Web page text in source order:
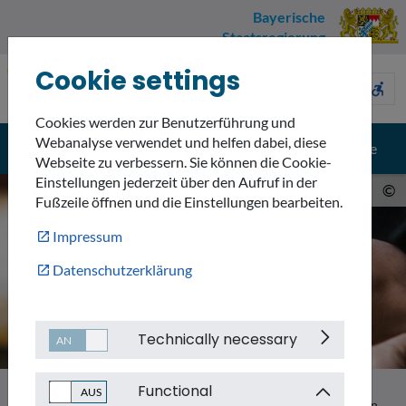
Bayerische
Staatsregierung
Umweltnavigator
accessible_forward
Menü search Suche
©
Cookie settings
Cookies werden zur Benutzerführung und
Webanalyse verwendet und helfen dabei, diese
Webseite zu verbessern. Sie können die Cookie-
Einstellungen jederzeit über den Aufruf in der
Fußzeile öffnen und die Einstellungen bearbeiten.
Impressum
Datenschutzerklärung
Technically necessary
Functional